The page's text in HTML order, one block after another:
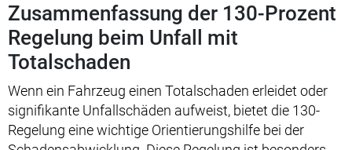
Zusammenfassung der 130-Prozent
Regelung beim Unfall mit
Totalschaden
Wenn ein Fahrzeug einen Totalschaden erleidet oder
signifikante Unfallschäden aufweist, bietet die 130-
Regelung eine wichtige Orientierungshilfe bei der